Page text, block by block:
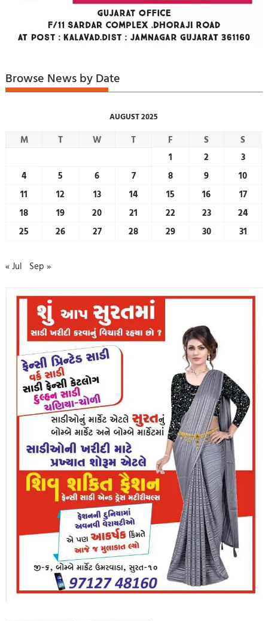
Browse News by Date
AUGUST 2025
M T W T F S
S
1
2
3
4
5 6 7 8 9
10
11
12 13 14 15 16
17
18
19 20 21 22 23
24
25
26 27 28 29 30 31
« Jul Sep »